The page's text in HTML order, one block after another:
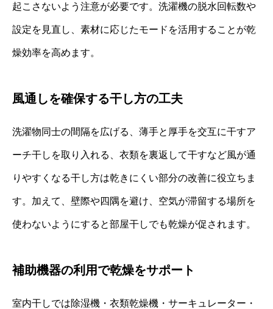
起こさないよう注意が必要です。洗濯機の脱水回転数や
設定を見直し、素材に応じたモードを活用することが乾
燥効率を高めます。
風通しを確保する干し方の工夫
洗濯物同士の間隔を広げる、薄手と厚手を交互に干すア
ーチ干しを取り入れる、衣類を裏返して干すなど風が通
りやすくなる干し方は乾きにくい部分の改善に役立ちま
す。加えて、壁際や四隅を避け、空気が滞留する場所を
使わないようにすると部屋干しでも乾燥が促されます。
補助機器の利用で乾燥をサポート
室内干しでは除湿機・衣類乾燥機・サーキュレーター・